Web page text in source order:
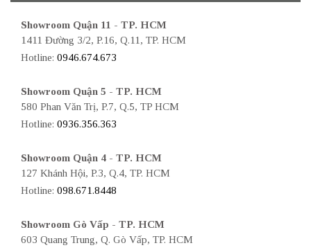
Showroom Quận 11 - TP. HCM
1411 Đường 3/2, P.16, Q.11, TP. HCM
Hotline: 0946.674.673
Showroom Quận 5 - TP. HCM
580 Phan Văn Trị, P.7, Q.5, TP HCM
Hotline: 0936.356.363
Showroom Quận 4 - TP. HCM
127 Khánh Hội, P.3, Q.4, TP. HCM
Hotline: 098.671.8448
Showroom Gò Vấp - TP. HCM
603 Quang Trung, Q. Gò Vấp, TP. HCM